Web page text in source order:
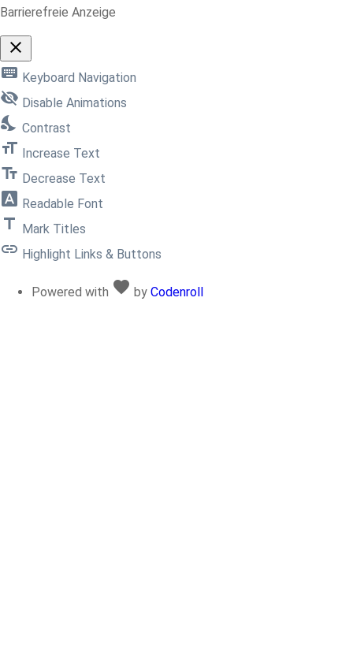
Barrierefreie Anzeige
close
Toggle
the
visibility
of
Accessibility
Toolbar
keyboard Keyboard Navigation
visibility_off Disable Animations
nights_stay Contrast
format_size Increase Text
text_fields Decrease Text
font_download Readable Font
title Mark Titles
link Highlight Links & Buttons
Powered with favorite Love
by Codenroll